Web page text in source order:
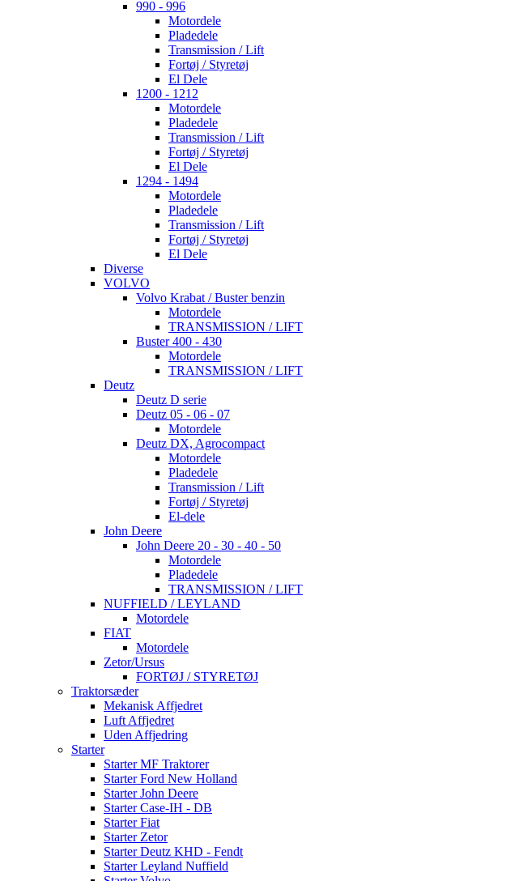
990 - 996
Motordele
Pladedele
Transmission / Lift
Fortøj / Styretøj
El Dele
1200 - 1212
Motordele
Pladedele
Transmission / Lift
Fortøj / Styretøj
El Dele
1294 - 1494
Motordele
Pladedele
Transmission / Lift
Fortøj / Styretøj
El Dele
Diverse
VOLVO
Volvo Krabat / Buster benzin
Motordele
TRANSMISSION / LIFT
Buster 400 - 430
Motordele
TRANSMISSION / LIFT
Deutz
Deutz D serie
Deutz 05 - 06 - 07
Motordele
Deutz DX, Agrocompact
Motordele
Pladedele
Transmission / Lift
Fortøj / Styretøj
El-dele
John Deere
John Deere 20 - 30 - 40 - 50
Motordele
Pladedele
TRANSMISSION / LIFT
NUFFIELD / LEYLAND
Motordele
FIAT
Motordele
Zetor/Ursus
FORTØJ / STYRETØJ
Traktorsæder
Mekanisk Affjedret
Luft Affjedret
Uden Affjedring
Starter
Starter MF Traktorer
Starter Ford New Holland
Starter John Deere
Starter Case-IH - DB
Starter Fiat
Starter Zetor
Starter Deutz KHD - Fendt
Starter Leyland Nuffield